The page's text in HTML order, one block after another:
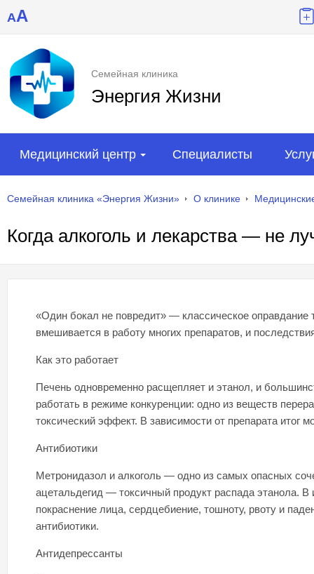
AA
Семейная клиника
Энергия Жизни
Медицинский центр Специалисты
Семейная клиника «Энергия Жизни» О клинике
Когда алкоголь и лекарства — не
«Один бокал не повредит» — классическое оправдание
вмешивается в работу многих препаратов, и
Как это работает
Печень одновременно расщепляет и этанол, и
работать в режиме конкуренции: одно из веществ
токсический эффект. В зависимости от препарата итог
Антибиотики
Метронидазол и алкоголь — одно из самых опасных
ацетальдегид — токсичный продукт распада этанола. В
покраснение лица, сердцебиение, тошноту, рвоту и
антибиотики.​
Антидепрессанты